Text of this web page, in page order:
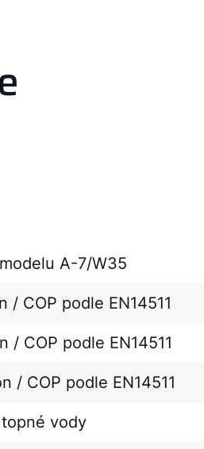
A-7/W35
COP podle EN14511
COP podle EN14511
/ COP podle EN14511
vody